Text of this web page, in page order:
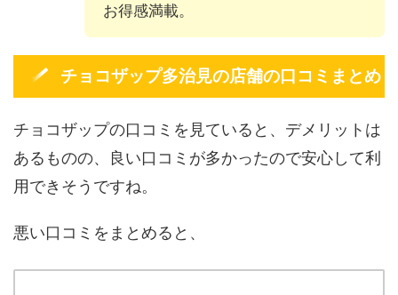
お得感満載。
チョコザップ多治見の店舗の口コミまとめ
チョコザップの口コミを見ていると、デメリットは
あるものの、良い口コミが多かったので安心して利
用できそうですね。
悪い口コミをまとめると、